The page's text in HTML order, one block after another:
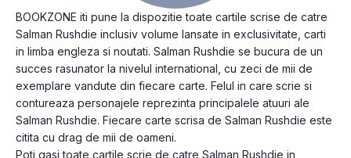
BOOKZONE iti pune la dispozitie toate cartile scrise de catre
Salman Rushdie inclusiv volume lansate in exclusivitate, carti
in limba engleza si noutati. Salman Rushdie se bucura de un
succes rasunator la nivelul international, cu zeci de mii de
exemplare vandute din fiecare carte. Felul in care scrie si
contureaza personajele reprezinta principalele atuuri ale
Salman Rushdie. Fiecare carte scrisa de Salman Rushdie este
citita cu drag de mii de oameni.
Poti gasi toate cartile scrie de catre Salman Rushdie in